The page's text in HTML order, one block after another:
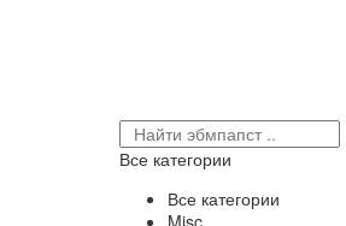
Все категории
Все категории
Misc